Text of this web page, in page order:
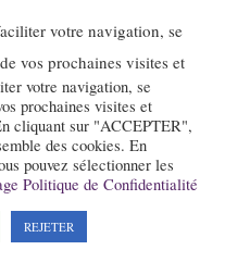
votre navigation, se
vos prochaines visites et
votre navigation, se
prochaines visites et
cliquant sur "ACCEPTER",
des cookies. En
pouvez sélectionner les
Politique de Confidentialité
REJETER